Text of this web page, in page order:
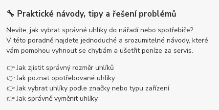
uhlíky worx
uhlíky extol uhlíky ariston uhlíky fein
uhlíky elu
uhlíky proteco
uhlíky zerowatt uhlíky kress
uhlíky flex
uhlíky milwaukee
uhlíky electrolux uhlíky dyson
uhlíky aeg
🔧 Praktické návody, tipy a řešení problémů
Nevíte, jak vybrat správné uhlíky do nářadí nebo spotřebiče?
V této poradně najdete jednoduché a srozumitelné návody, které
vám pomohou vyhnout se chybám a ušetřit peníze za servis.
👉 Jak zjistit správný rozměr uhlíků
👉 Jak poznat opotřebované uhlíky
👉 Jak vybrat uhlíky podle značky nebo typu zařízení
👉 Jak správně vyměnit uhlíky